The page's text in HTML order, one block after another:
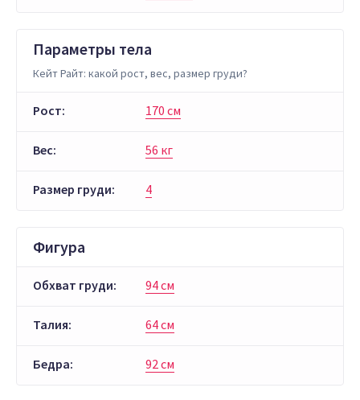
Параметры тела
Кейт Райт: какой рост, вес, размер груди?
Рост: 170 см
Вес: 56 кг
Размер груди: 4
Фигура
Обхват груди: 94 см
Талия: 64 см
Бедра: 92 см